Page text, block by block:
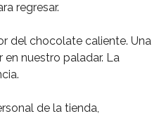
regresar.
del chocolate caliente. Una
en nuestro paladar. La
de la tienda,